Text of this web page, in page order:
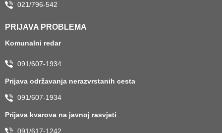
021/796-542
PRIJAVA PROBLEMA
Komunalni redar
091/607-1934
Prijava održavanja nerazvrstanih cesta
091/607-1934
Prijava kvarova na javnoj rasvjeti
091/617-1242